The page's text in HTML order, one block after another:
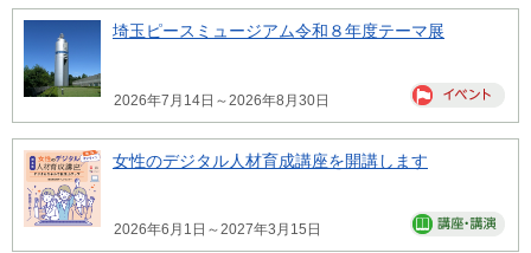
埼玉ピースミュージアム令和８年度テーマ展
2026年7月14日～2026年8月30日
女性のデジタル人材育成講座を開講します
2026年6月1日～2027年3月15日